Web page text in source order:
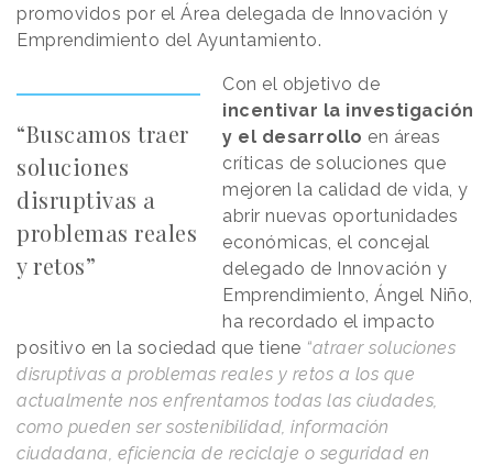
promovidos por el Área delegada de Innovación y
Emprendimiento del Ayuntamiento.
“Buscamos traer
soluciones
disruptivas a
problemas reales
y retos”
Con el objetivo de
incentivar la investigación
y el desarrollo en áreas
críticas de soluciones que
mejoren la calidad de vida, y
abrir nuevas oportunidades
económicas, el concejal
delegado de Innovación y
Emprendimiento, Ángel Niño,
ha recordado el impacto
positivo en la sociedad que tiene “atraer soluciones
disruptivas a problemas reales y retos a los que
actualmente nos enfrentamos todas las ciudades,
como pueden ser sostenibilidad, información
ciudadana, eficiencia de reciclaje o seguridad en